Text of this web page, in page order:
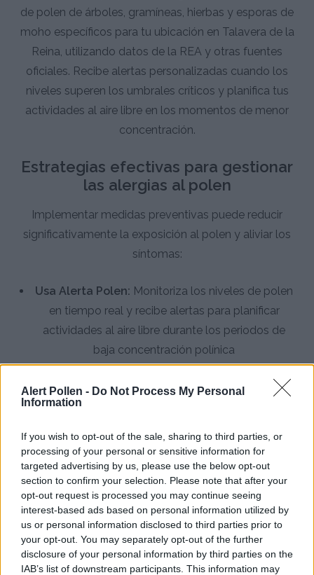
Alert Pollen - Do Not Process My Personal
Information
If you wish to opt-out of the sale, sharing to third parties, or
processing of your personal or sensitive information for
targeted advertising by us, please use the below opt-out
section to confirm your selection. Please note that after your
opt-out request is processed you may continue seeing
interest-based ads based on personal information utilized by
us or personal information disclosed to third parties prior to
your opt-out. You may separately opt-out of the further
disclosure of your personal information by third parties on the
IAB’s list of downstream participants. This information may
de polen de árboles, gramíneas, hierbas y esporas de
moho específicos para tu ubicación en Talavera de la
Reina, utilizando datos de la REA y otras fuentes
oficiales. Recibe alertas personalizadas cuando los
niveles superen los umbrales críticos y planifica tus
actividades al aire libre en los momentos de menor
concentración.
Estrategias efectivas para gestionar
las alergias al polen
Implementar medidas preventivas puede reducir
significativamente la exposición al polen y aliviar los
síntomas:
Usa Alerta Polen: Monitoriza los niveles de polen
en tiempo real y recibe alertas para planificar
actividades al aire libre durante los periodos de
baja concentración polínica
Cierra
ventanas durante las horas pico de polen (14:00-
utiliza aire acondicionado con filtros limpios
Implementa higiene personal rigurosa:Ducha y
lava tu cabello antes de acostarte para eliminar el
polen acumulado durante el día, cambia la ropa al
llegar a casa y evita secar la ropa al aire libre
Instala purificadores HEPA: Utiliza purificadores
de aire con filtros HEPA en dormitorios y espacios